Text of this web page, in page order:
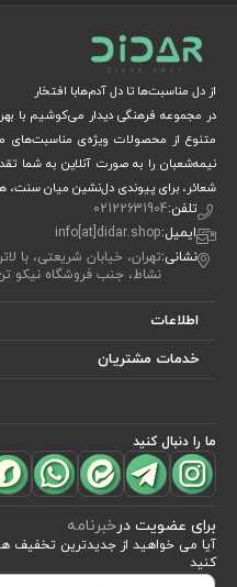
از دل مناسبت‌ها تا دل آدم‌هابا افتخار
در مجموعه فرهنگی دیدار می‌کوشیم با
متنوع از محصولات ویژه‌ی مناسبت‌های
نیمه‌شعبان را به صورت آنلاین به شما
شعائر، برای پیوندی دل‌نشین میان سنت،
تلفن:02122631904
ایمیل:info[at]didar.shop
نشانی:تهران، خیابان شریعتی، با
نشاط، جنب فروشگاه نیکو تن پوش، پلاک
اطلاعات
خدمات مشتریان
ما را دنبال کنید
برای عضویت درخبرنامه
آیا می خواهید از جدید‌ترین تخفیف‌
کنید